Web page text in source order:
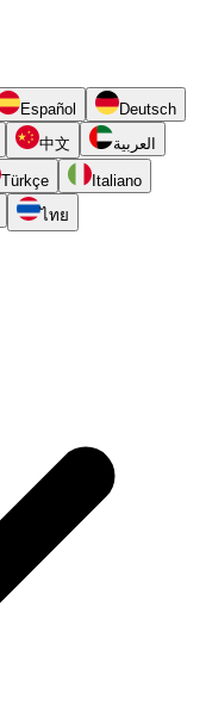
Español
Deutsch
中文 العربية
Türkçe
Italiano
ไทย